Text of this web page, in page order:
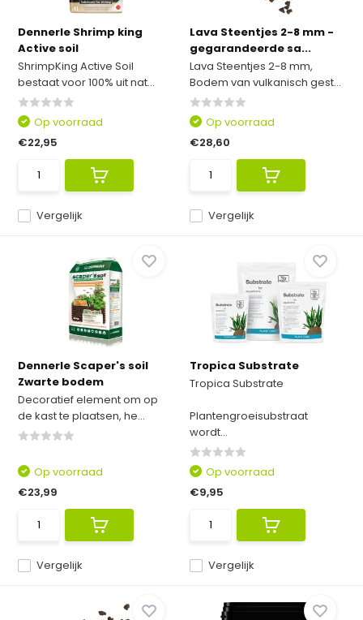
Dennerle Shrimp king
Active soil
ShrimpKing Active Soil
bestaat voor 100% uit nat...
Vergelijk
Op voorraad
€22,95
Lava Steentjes 2-8 mm -
gegarandeerde sa...
Lava Steentjes 2-8 mm,
Bodem van vulkanisch gest...
Vergelijk
Op voorraad
€28,60
Dennerle Scaper's soil
Zwarte bodem
Decoratief element om op
de kast te plaatsen, he...
Vergelijk
Op voorraad
€23,99
Tropica Substrate
Tropica Substrate
Plantengroeisubstraat
wordt...
Vergelijk
Op voorraad
€9,95